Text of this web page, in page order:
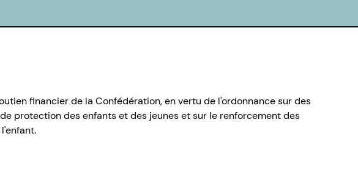
financier de la Confédération, en vertu de l'ordonnance sur des
protection des enfants et des jeunes et sur le renforcement des